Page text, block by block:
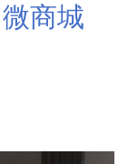
微商城